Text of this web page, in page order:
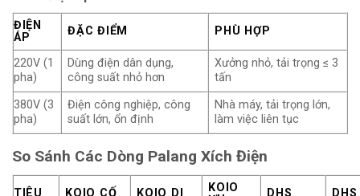
ĐIỆN
ÁP
ĐẶC ĐIỂM PHÙ HỢP
220V (1
pha)
Dùng điện dân dụng,
công suất nhỏ hơn
Xưởng nhỏ, tải trọng ≤ 3
tấn
380V (3
pha)
Điện công nghiệp, công
suất lớn, ổn định
Nhà máy, tải trọng lớn,
làm việc liên tục
So Sánh Các Dòng Palang Xích Điện
TIÊU KOIO CỐ KOIO DI
KOIO
DHS DHS